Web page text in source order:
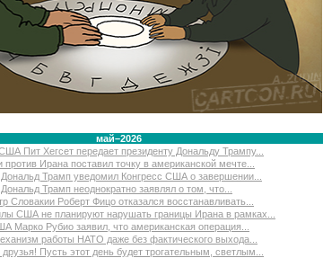
май–2026
Пит Хегсет передает президенту Дональду Трампу...
против Ирана поставил точку в американской мечте...
Трамп уведомил Конгресс США о завершении...
Трамп неоднократно заявлял о том, что...
Словакии Роберт Фицо отказался восстанавливать...
США не планируют нарушать границы Ирана в рамках...
Марко Рубио заявил, что американская операция...
работы НАТО даже без фактического выхода...
Пусть этот день будет трогательным, светлым...